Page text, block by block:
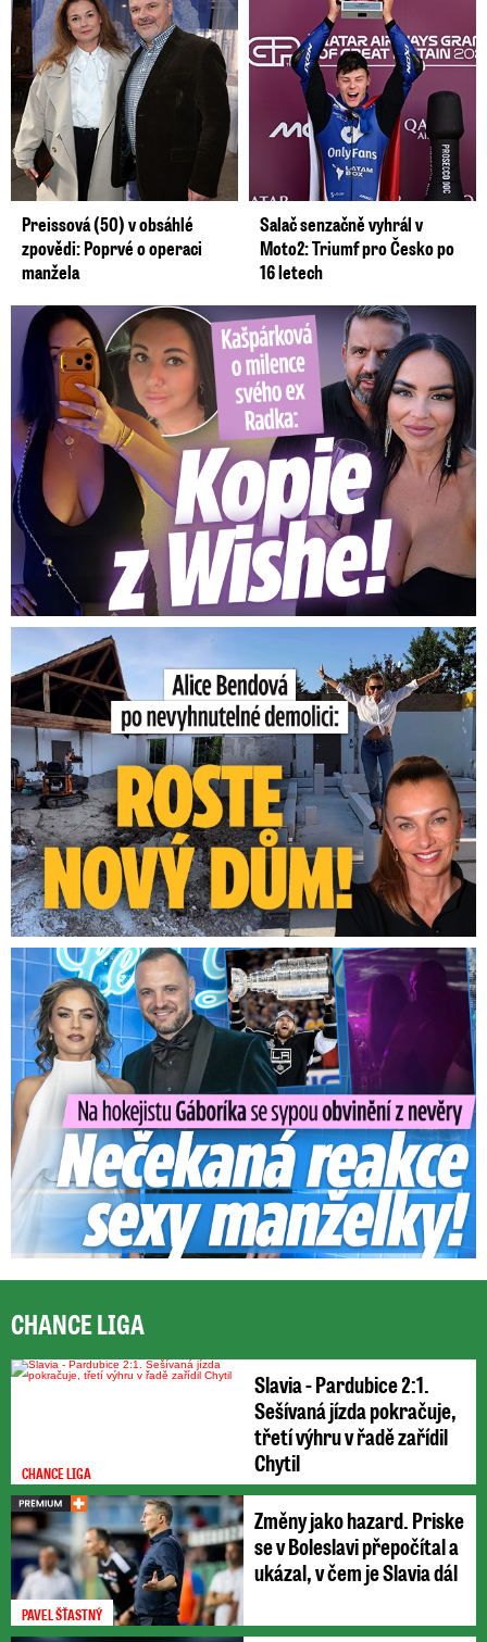
Preissová (50) v obsáhlé
zpovědi: Poprvé o operaci
manžela
Salač senzačně vyhrál v
Moto2: Triumf pro Česko po
16 letech
Kašpárková o milence svého ex Radka: Kopie z Wishe!
Bendová po nevyhnutelné demolici: Takhle roste nový dům
Na Gáboríka se sypou obvinění z nevěry: Reakce manželky!
CHANCE LIGA
CHANCE LIGA
Slavia - Pardubice 2:1.
Sešívaná jízda pokračuje,
třetí výhru v řadě zařídil
Chytil
PAVEL ŠŤASTNÝ
Změny jako hazard. Priske
se v Boleslavi přepočítal a
ukázal, v čem je Slavia dál